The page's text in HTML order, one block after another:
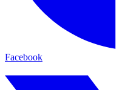
Facebook